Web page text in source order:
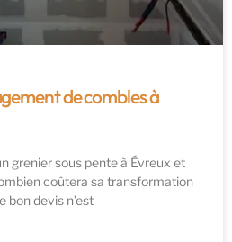
de combles à
grenier sous pente à Évreux et
coûtera sa transformation
bon devis n’est